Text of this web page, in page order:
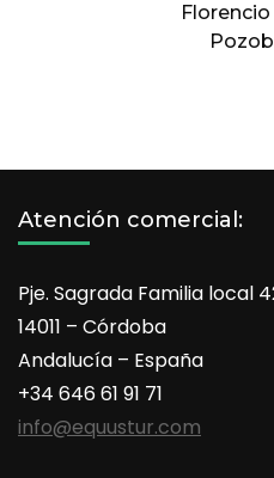
Atención comercial:
Pje. Sagrada Familia local
14011 – Córdoba
Andalucía – España
+34 646 61 91 71
info@equustur.com